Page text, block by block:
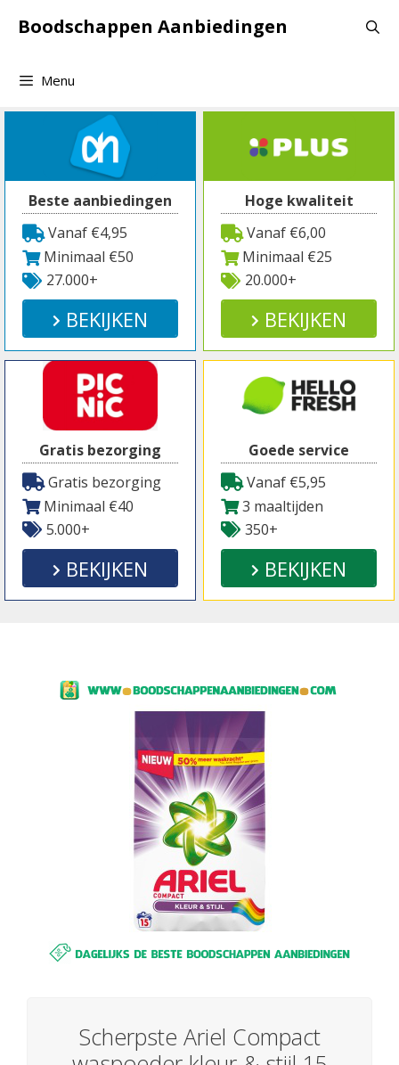
naarBoodschappen Aanbiedingen
Menu
Beste aanbiedingen
Vanaf €4,95
Minimaal €50
27.000+
BEKIJKEN
Hoge kwaliteit
Vanaf €6,00
Minimaal €25
20.000+
BEKIJKEN
Gratis bezorging
Gratis bezorging
Minimaal €40
5.000+
BEKIJKEN
Goede service
Vanaf €5,95
3 maaltijden
350+
BEKIJKEN
Scherpste Ariel Compact